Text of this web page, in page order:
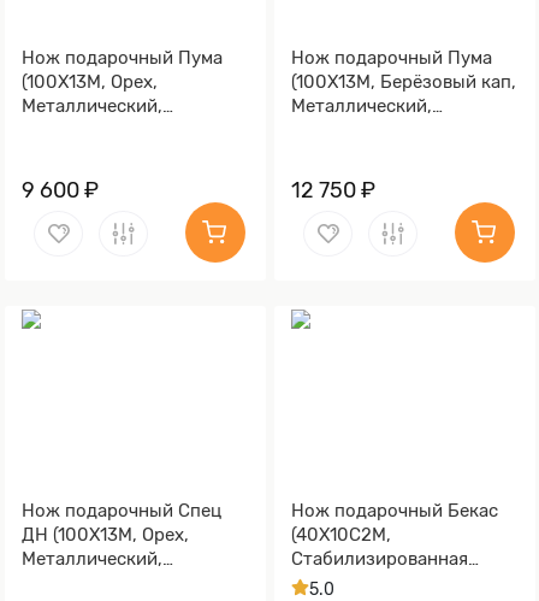
Нож подарочный Пума
(100Х13М, Орех,
Металлический,
9 600 ₽
Нож подарочный Пума
(100Х13М, Берёзовый кап,
Металлический,
12 750 ₽
Нож подарочный Спец
ДН (100Х13М, Орех,
Металлический,
Нож подарочный Бекас
(40Х10С2М,
Стабилизированная
карельская береза,
5.0